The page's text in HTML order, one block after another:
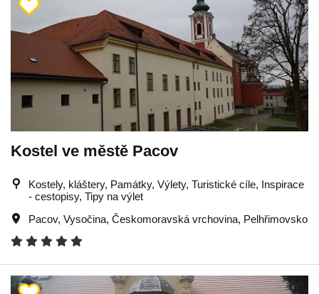
Kostel ve městě Pacov
Kostely, kláštery, Památky, Výlety, Turistické cíle, Inspirace
- cestopisy, Tipy na výlet
Pacov, Vysočina, Českomoravská vrchovina, Pelhřimovsko